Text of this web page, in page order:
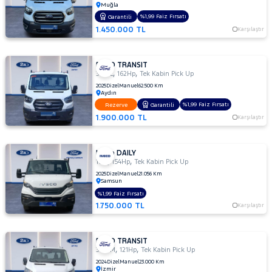
TOGG
TOYOTA
VOLKSWAGEN
VOLVO
Muğla
1.450.000 TL Karşılaştır
Garantili %1,99 Faiz Fırsatı
FORD TRANSIT
350 L,162Hp,Tek Kabin Pick Up
2025DizelManuel62.500 Km
Aydın
1.900.000 TL Karşılaştır
Rezerve Garantili %1,99 Faiz Fırsatı
Iveco DAILY
16+1 ,154Hp,Tek Kabin Pick Up
2025DizelManuel21.056 Km
Samsun
1.750.000 TL Karşılaştır
%1,99 Faiz Fırsatı
FORD TRANSIT
350 M ,121Hp,Tek Kabin Pick Up
2024DizelManuel23.000 Km
İzmir